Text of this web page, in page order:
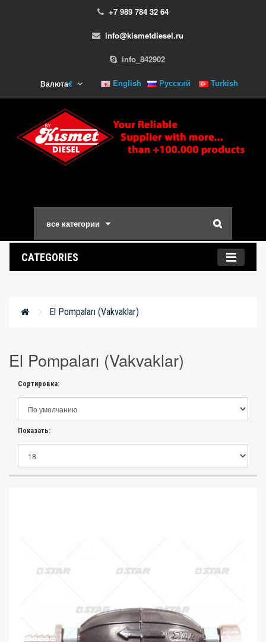
+7 989 784 32 64
info@kismetdiesel.ru
info_842902
€
Валюта English Русский Turkish
все категории
CATEGORIES
El Pompaları (Vakvaklar)
El Pompaları (Vakvaklar)
Сортировка:
Показать: